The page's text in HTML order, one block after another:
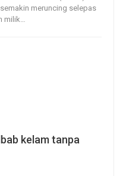
meruncing selepas
milik
kelam tanpa